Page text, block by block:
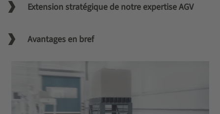
Extension stratégique de notre expertise AGV
Avantages en bref